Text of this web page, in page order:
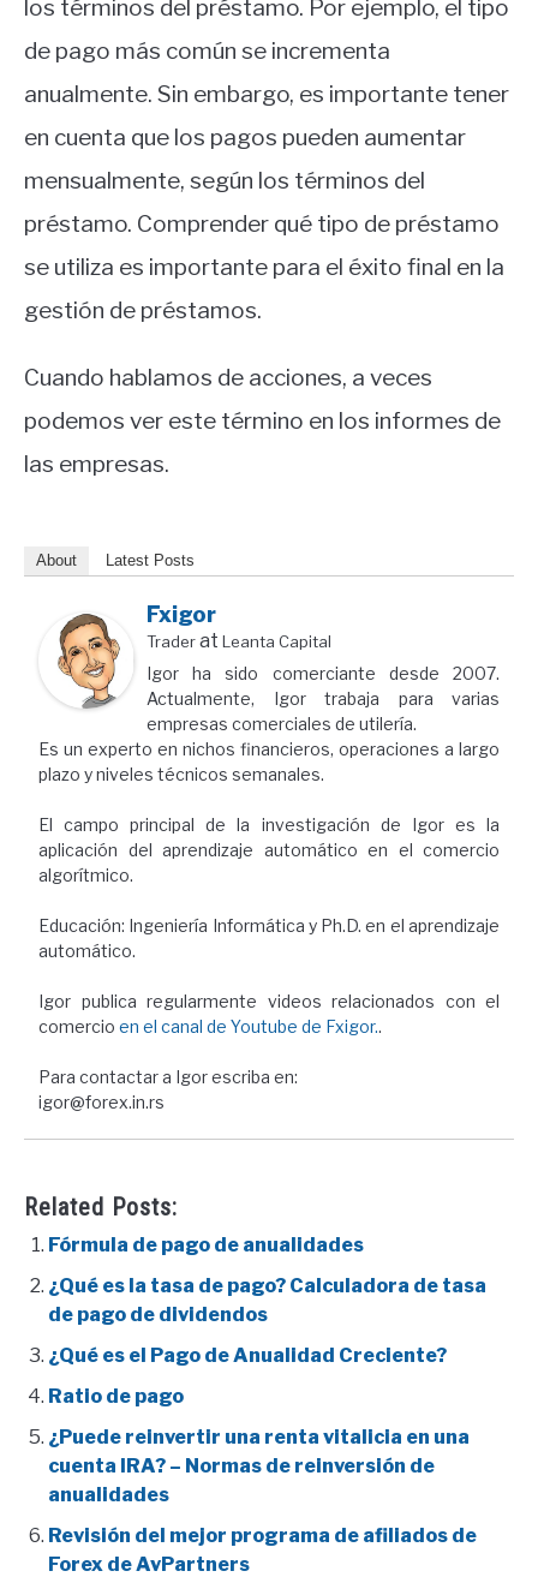
los términos del préstamo. Por ejemplo, el tipo
de pago más común se incrementa
anualmente. Sin embargo, es importante tener
en cuenta que los pagos pueden aumentar
mensualmente, según los términos del
préstamo. Comprender qué tipo de préstamo
se utiliza es importante para el éxito final en la
gestión de préstamos.
Cuando hablamos de acciones, a veces
podemos ver este término en los informes de
las empresas.
About Latest Posts
Fxigor
Traderat Leanta Capital
Igor ha sido comerciante desde 2007.
Actualmente, Igor trabaja para varias
empresas comerciales de utilería.
Es un experto en nichos financieros, operaciones a largo
plazo y niveles técnicos semanales.
El campo principal de la investigación de Igor es la
aplicación del aprendizaje automático en el comercio
algorítmico.
Educación: Ingeniería Informática y Ph.D. en el aprendizaje
automático.
Igor publica regularmente videos relacionados con el
comercio en el canal de Youtube de Fxigor..
Para contactar a Igor escriba en:
igor@forex.in.rs
Related Posts:
Fórmula de pago de anualidades
¿Qué es la tasa de pago? Calculadora de tasa
de pago de dividendos
¿Qué es el Pago de Anualidad Creciente?
Ratio de pago
¿Puede reinvertir una renta vitalicia en una
cuenta IRA? – Normas de reinversión de
anualidades
Revisión del mejor programa de afiliados de
Forex de AvPartners